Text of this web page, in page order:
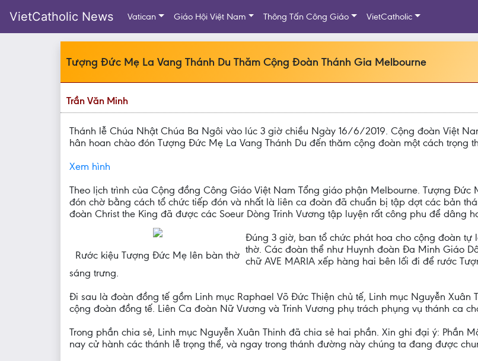
VietCatholic News Vatican Giáo Hội Việt Nam Thông Tấn Công Giáo VietCatholic
Tượng Đức Mẹ La Vang Thánh Du Thăm Cộng Đoàn Thánh Gia Melbourne
Trần Văn Minh
Thánh lễ Chúa Nhật Chúa Ba Ngôi vào lúc 3 giờ chiều Ngày 16/6/2019. Cộng đoàn Việt
hân hoan chào đón Tượng Đức Mẹ La Vang Thánh Du đến thăm cộng đoàn một cách trọng
Xem hình
Theo lịch trình của Cộng đồng Công Giáo Việt Nam Tổng giáo phận Melbourne. Tượng
đón chờ bằng cách tổ chức tiếp đón và nhất là liên ca đoàn đã chuẩn bị tập dợt các bản
đoàn Christ the King đã được các Soeur Dòng Trinh Vương tập luyện rất công phu để dâng
Rước kiệu Tượng Đức Mẹ lên bàn thờ
Đúng 3 giờ, ban tổ chức phát hoa cho cộng đoàn
thờ. Các đoàn thể như Huynh đoàn Đa Minh Giáo
chữ AVE MARIA xếp hàng hai bên lối đi để rước
sáng trưng.
Đi sau là đoàn đồng tế gồm Linh mục Raphael Võ Đức Thiện chủ tế, Linh mục Nguyễn Xuân
cộng đoàn đồng tế. Liên Ca đoàn Nữ Vương và Trinh Vương phụ trách phụng vụ thánh ca
Trong phần chia sẻ, Linh mục Nguyễn Xuân Thinh đã chia sẻ hai phần. Xin ghi đại ý: Phần
nay cử hành các thánh lễ trọng thể, và ngay trong thánh đường này chúng ta đang được